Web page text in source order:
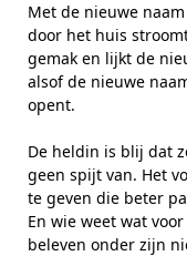
Met de nieuwe
door het huis
gemak en lijkt de
alsof de nieuwe
opent.
De heldin is blij dat
geen spijt van. Het
te geven die beter
En wie weet wat
beleven onder zijn